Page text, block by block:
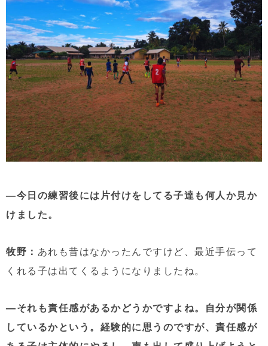
—今日の練習後には片付けをしてる子達も何人か見か
けました。
牧野： あれも昔はなかったんですけど、最近手伝って
くれる子は出てくるようになりましたね。
—それも責任感があるかどうかですよね。自分が関係
しているかという。経験的に思うのですが、責任感が